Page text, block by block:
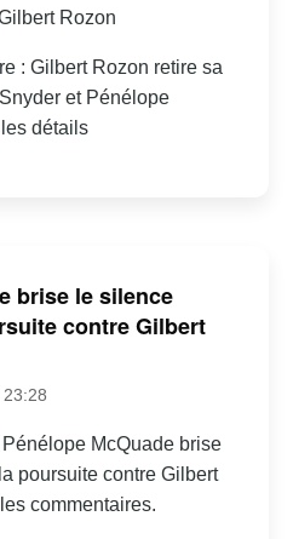
Rozon
: Gilbert Rozon retire sa
et Pénélope
détails
brise le silence
contre Gilbert
McQuade brise
poursuite contre Gilbert
commentaires.